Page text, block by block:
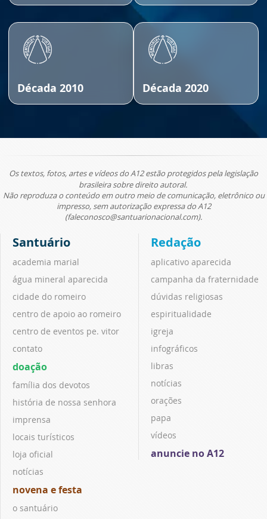
Década 2010 Década 2020
Os textos, fotos, artes e vídeos do A12 estão protegidos pela legislação
brasileira sobre direito autoral.
Não reproduza o conteúdo em outro meio de comunicação, eletrônico ou
impresso, sem autorização expressa do A12
(faleconosco@santuarionacional.com).
Santuário
academia marial
água mineral aparecida
cidade do romeiro
centro de apoio ao romeiro
centro de eventos pe. vitor
contato
doação
família dos devotos
história de nossa senhora
imprensa
locais turísticos
loja oficial
notícias
novena e festa
o santuário
Redação
aplicativo aparecida
campanha da fraternidade
dúvidas religiosas
espiritualidade
igreja
infográficos
libras
notícias
orações
papa
vídeos
anuncie no A12